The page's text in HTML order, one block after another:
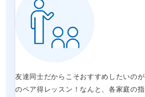
友達同士だからこそおすすめしたいの
のペア得レッスン！なんと、各家庭の